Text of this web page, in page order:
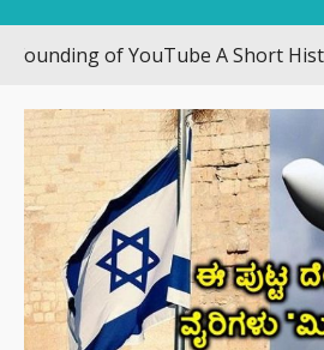
of YouTube A Short History